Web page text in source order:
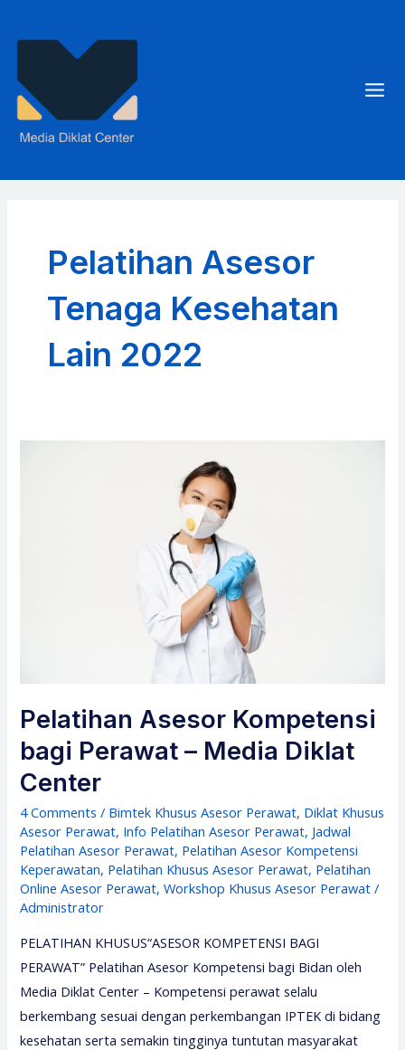
Pelatihan Asesor
Tenaga Kesehatan
Lain 2022
Pelatihan Asesor Kompetensi
bagi Perawat – Media Diklat
Center
4 Comments / Bimtek Khusus Asesor Perawat, Diklat Khusus
Asesor Perawat, Info Pelatihan Asesor Perawat, Jadwal
Pelatihan Asesor Perawat, Pelatihan Asesor Kompetensi
Keperawatan, Pelatihan Khusus Asesor Perawat, Pelatihan
Online Asesor Perawat,Workshop Khusus Asesor Perawat /
Administrator
PELATIHAN KHUSUS“ASESOR KOMPETENSI BAGI
PERAWAT” Pelatihan Asesor Kompetensi bagi Bidan oleh
Media Diklat Center – Kompetensi perawat selalu
berkembang sesuai dengan perkembangan IPTEK di bidang
kesehatan serta semakin tingginya tuntutan masyarakat